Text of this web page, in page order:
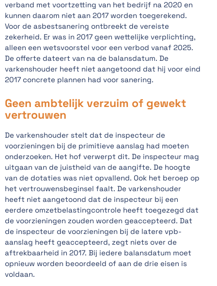
verband met voortzetting van het bedrijf na 2020 en
kunnen daarom niet aan 2017 worden toegerekend.
Voor de asbestsanering ontbreekt de vereiste
zekerheid. Er was in 2017 geen wettelijke verplichting,
alleen een wetsvoorstel voor een verbod vanaf 2025.
De offerte dateert van na de balansdatum. De
varkenshouder heeft niet aangetoond dat hij voor eind
2017 concrete plannen had voor sanering.
Geen ambtelijk verzuim of gewekt
vertrouwen
De varkenshouder stelt dat de inspecteur de
voorzieningen bij de primitieve aanslag had moeten
onderzoeken. Het hof verwerpt dit. De inspecteur mag
uitgaan van de juistheid van de aangifte. De hoogte
van de dotaties was niet opvallend. Ook het beroep op
het vertrouwensbeginsel faalt. De varkenshouder
heeft niet aangetoond dat de inspecteur bij een
eerdere omzetbelastingcontrole heeft toegezegd dat
de voorzieningen zouden worden geaccepteerd. Dat
de inspecteur de voorzieningen bij de latere vpb-
aanslag heeft geaccepteerd, zegt niets over de
aftrekbaarheid in 2017. Bij iedere balansdatum moet
opnieuw worden beoordeeld of aan de drie eisen is
voldaan.